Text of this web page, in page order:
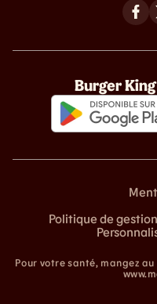
Burger
Politique de
Pour votre santé, mangez